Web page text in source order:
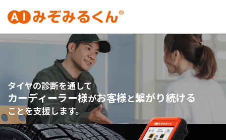
タイヤの診断を通して
カーディーラー様がお客様と繋がり続ける
ことを支援します。